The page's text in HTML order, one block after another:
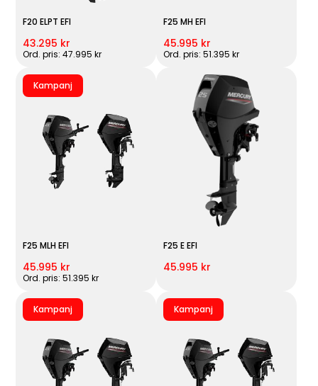
F20 ELPT EFI
43.295 kr
Ord. pris: 47.995 kr
F25 MH EFI
45.995 kr
Ord. pris: 51.395 kr
Kampanj
F25 MLH EFI
45.995 kr
Ord. pris: 51.395 kr
F25 E EFI
45.995 kr
Kampanj Kampanj